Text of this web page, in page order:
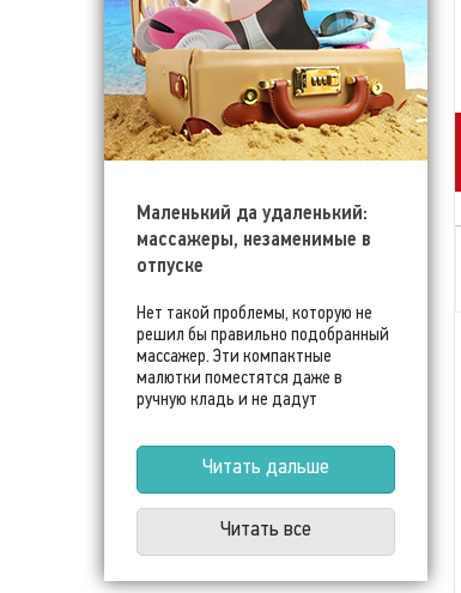
Маленький да удаленький:
массажеры, незаменимые в
отпуске
Нет такой проблемы, которую не
решил бы правильно подобранный
массажер. Эти компактные
малютки поместятся даже в
ручную кладь и не дадут
Читать дальше
Читать все